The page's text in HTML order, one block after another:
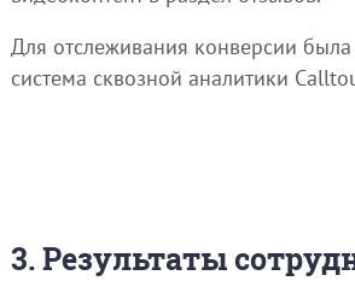
Для отслеживания конверсии
система сквозной аналитики
3. Результаты